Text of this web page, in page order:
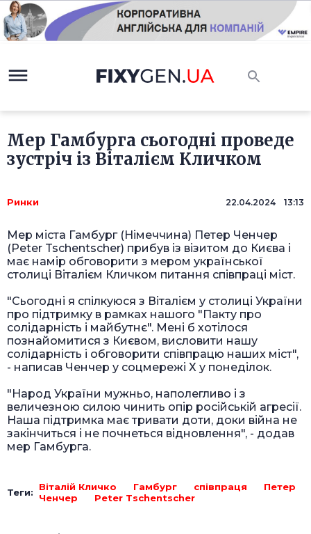
Мер Гамбурга сьогодні проведе
зустріч із Віталієм Кличком
Ринки 22.04.2024 13:13
Мер міста Гамбург (Німеччина) Петер Ченчер
(Peter Tschentscher) прибув із візитом до Києва і
має намір обговорити з мером української
столиці Віталієм Кличком питання співпраці міст.
"Сьогодні я спілкуюся з Віталієм у столиці України
про підтримку в рамках нашого "Пакту про
солідарність і майбутнє". Мені б хотілося
познайомитися з Києвом, висловити нашу
солідарність і обговорити співпрацю наших міст",
- написав Ченчер у соцмережі Х у понеділок.
"Народ України мужньо, наполегливо і з
величезною силою чинить опір російській агресії.
Наша підтримка має тривати доти, доки війна не
закінчиться і не почнеться відновлення", - додав
мер Гамбурга.
Теги: Віталій Кличко Гамбург співпраця
Петер
Ченчер
Peter Tschentscher